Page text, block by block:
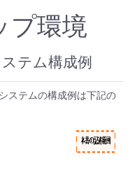
プ環境
テム構成例
ステムの構成例は下記の